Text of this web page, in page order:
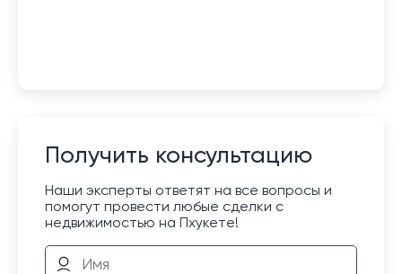
Получить консультацию
Наши эксперты ответят на все вопросы и
помогут провести любые сделки с
недвижимостью на Пхукете!